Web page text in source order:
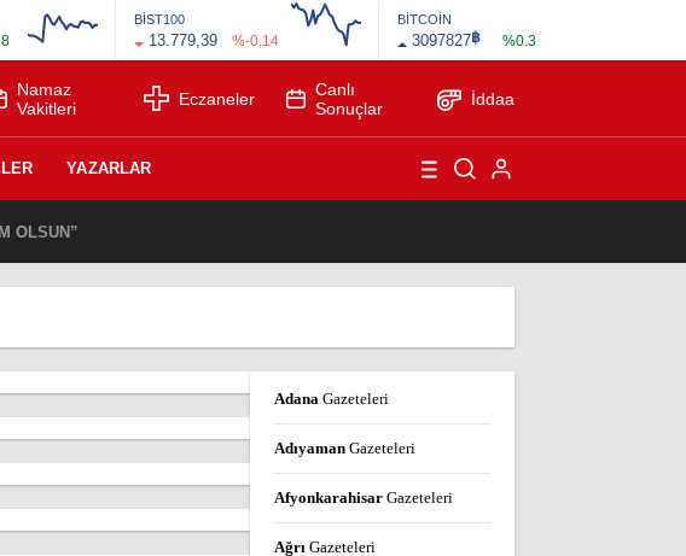
BİST100
13.779,39 %-0,14
BİTCOİN
3097827฿ %0.3
Namaz
Vakitleri
Eczaneler
Canlı
Sonuçlar
İddaa
YAZARLAR
OLSUN”
Adana Gazeteleri
Adıyaman Gazeteleri
Afyonkarahisar Gazeteleri
Ağrı Gazeteleri